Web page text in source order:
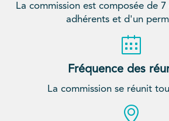
La commission est composée de
adhérents et d'un
Fréquence des
La commission se réunit